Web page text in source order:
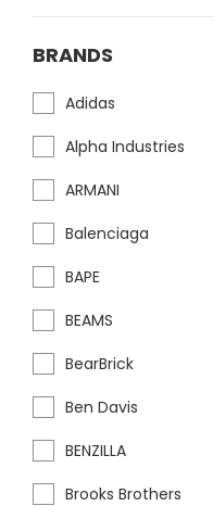
BRANDS
Adidas
Alpha Industries
ARMANI
Balenciaga
BAPE
BEAMS
BearBrick
Ben Davis
BENZILLA
Brooks Brothers